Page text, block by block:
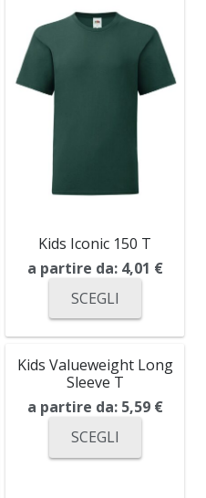
Kids Iconic 150 T
a partire da: 4,01 €
SCEGLI
Kids Valueweight Long
Sleeve T
a partire da: 5,59 €
SCEGLI